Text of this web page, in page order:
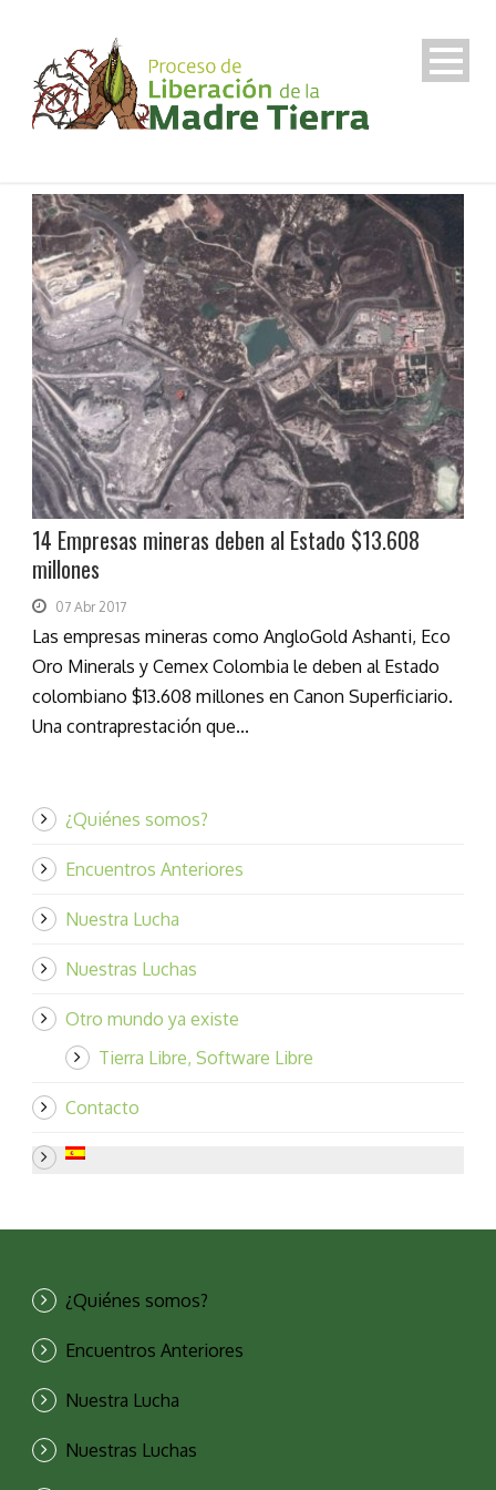
14 Empresas mineras deben al Estado $13.608
millones
07 Abr 2017
Las empresas mineras como AngloGold Ashanti, Eco
Oro Minerals y Cemex Colombia le deben al Estado
colombiano $13.608 millones en Canon Superficiario.
Una contraprestación que...
¿Quiénes somos?
Encuentros Anteriores
Nuestra Lucha
Nuestras Luchas
Otro mundo ya existe
Tierra Libre, Software Libre
Contacto
¿Quiénes somos?
Encuentros Anteriores
Nuestra Lucha
Nuestras Luchas